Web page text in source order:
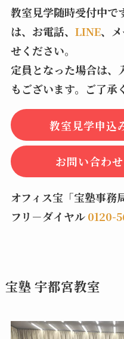
教室見学随時受付中で
は、お電話、 LINE、
せください。
定員となった場合は、
もございます。ご了承
教室見学申込
お問い合わせ
オフィス宝「宝塾事務局
フリ－ダイヤル0120-
宝塾 宇都宮教室